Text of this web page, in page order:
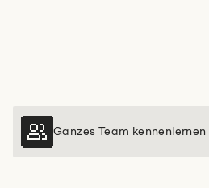
Ganzes Team kennenlernen